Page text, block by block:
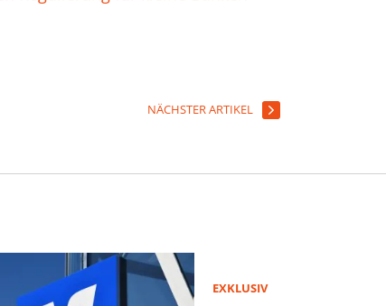
NÄCHSTER ARTIKEL
EXKLUSIV